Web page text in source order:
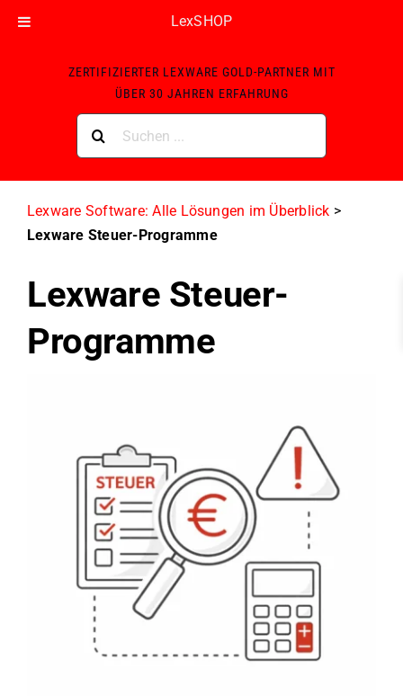
LexSHOP
ZERTIFIZIERTER LEXWARE GOLD-PARTNER MIT
ÜBER 30 JAHREN ERFAHRUNG
nach:
Lexware Software: Alle Lösungen im Überblick >
Lexware Steuer-Programme
Lexware Steuer-
Programme